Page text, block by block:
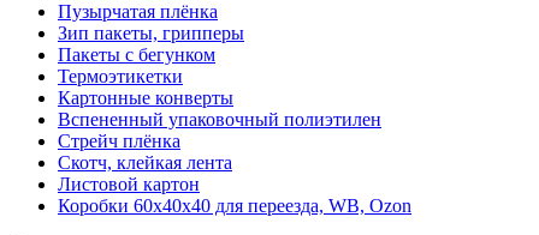
Пузырчатая плёнка
Зип пакеты, грипперы
Пакеты с бегунком
Термоэтикетки
Картонные конверты
Вспененный упаковочный полиэтилен
Стрейч плёнка
Скотч, клейкая лента
Листовой картон
Коробки 60х40х40 для переезда, WB, Ozon